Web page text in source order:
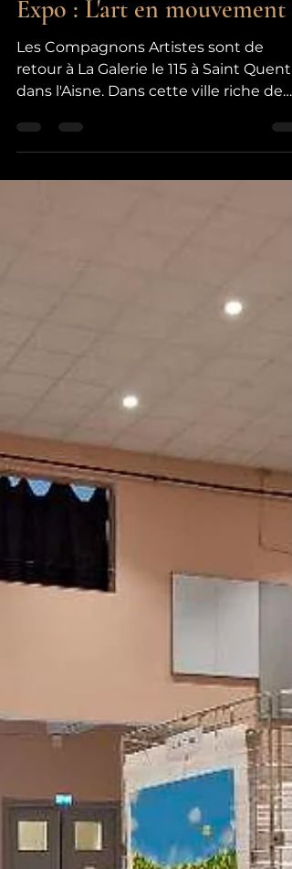
22 juil.
1 min de lecture
Expo : L'art en mouvement
Les Compagnons Artistes sont de
collections qui se révèle au rythme de
Papillons, les artistes du collectif
réunissant peintres, sculpteurs et
plasticiens vous proposent leurs